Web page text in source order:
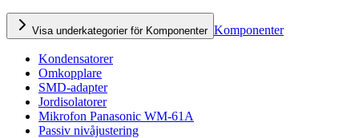
Visa underkategorier för Komponenter Komponenter
Kondensatorer
Omkopplare
SMD-adapter
Jordisolatorer
Mikrofon Panasonic WM-61A
Passiv nivåjustering